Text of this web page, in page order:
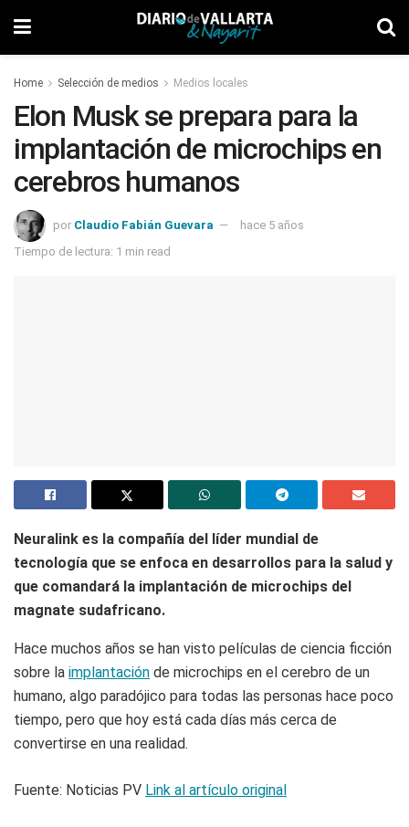
Home Selección de medios Medios locales
Elon Musk se prepara para la
implantación de microchips en
cerebros humanos
por Claudio Fabián Guevara
hace 5 años
Tiempo de lectura: 1 min read
Neuralink es la compañía del líder mundial de
tecnología que se enfoca en desarrollos para la salud y
que comandará la implantación de microchips del
magnate sudafricano.
Hace muchos años se han visto películas de ciencia ficción
sobre la implantación de microchips en el cerebro de un
humano, algo paradójico para todas las personas hace poco
tiempo, pero que hoy está cada días más cerca de
convertirse en una realidad.
Fuente: Noticias PV Link al artículo original